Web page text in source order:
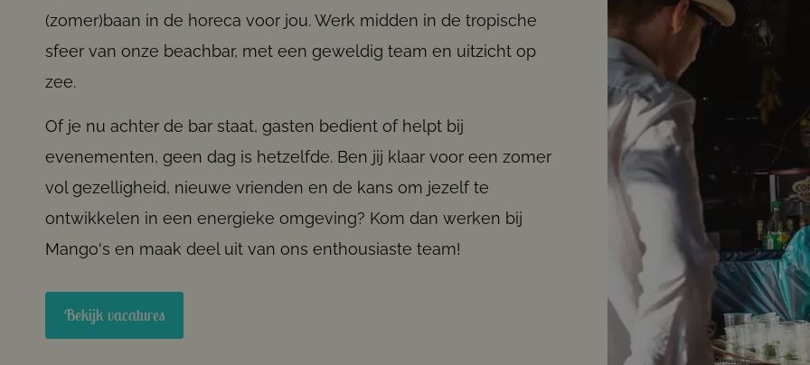
(zomer)baan in de horeca voor jou. Werk midden in de tropische
sfeer van onze beachbar, met een geweldig team en uitzicht op
zee.
Of je nu achter de bar staat, gasten bedient of helpt bij
evenementen, geen dag is hetzelfde. Ben jij klaar voor een zomer
vol gezelligheid, nieuwe vrienden en de kans om jezelf te
ontwikkelen in een energieke omgeving? Kom dan werken bij
Mango's en maak deel uit van ons enthousiaste team!
Bekijk vacatures